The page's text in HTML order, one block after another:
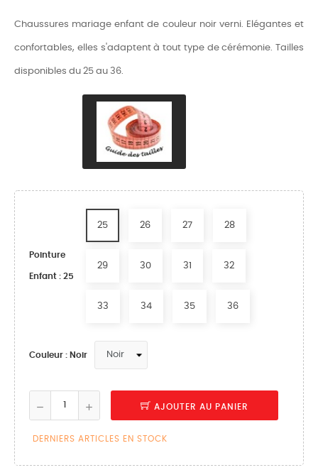
Chaussures mariage enfant de couleur noir verni. Elégantes et
confortables, elles s'adaptent à tout type de cérémonie. Tailles
disponibles du 25 au 36.
Pointure
Enfant : 25
25 26 27 28
29 30 31 32
33 34 35 36
Couleur : Noir
AJOUTER AU PANIER
DERNIERS ARTICLES EN STOCK